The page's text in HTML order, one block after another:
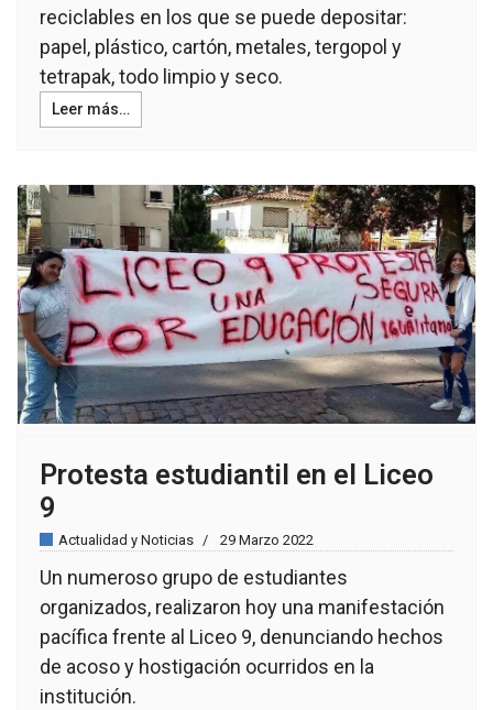
reciclables en los que se puede depositar:
papel, plástico, cartón, metales, tergopol y
tetrapak, todo limpio y seco.
Leer más…
Protesta estudiantil en el Liceo
9
Actualidad y Noticias 29 Marzo 2022
Un numeroso grupo de estudiantes
organizados, realizaron hoy una manifestación
pacífica frente al Liceo 9, denunciando hechos
de acoso y hostigación ocurridos en la
institución.